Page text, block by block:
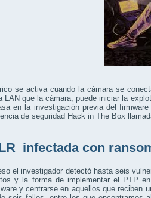
se activa cuando la cámara se
LAN que la cámara, puede iniciar la
en la investigación previa del
de seguridad Hack in The Box
infectada con
el investigador detectó hasta seis
y la forma de implementar el PTP
y centrarse en aquellos que reciben